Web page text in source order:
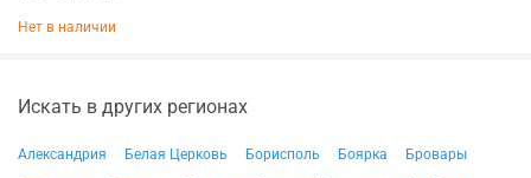
Нет в наличии
Искать в других регионах
Александрия Белая Церковь Борисполь Боярка
Бровары